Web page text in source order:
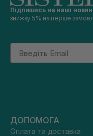
Підпишись на наші
знижку 5% на перше
Email
ДОПОМОГА
Оплата та доставка